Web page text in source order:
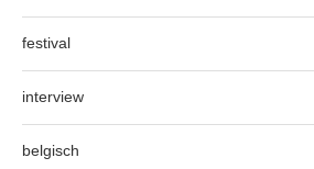
festival
interview
belgisch